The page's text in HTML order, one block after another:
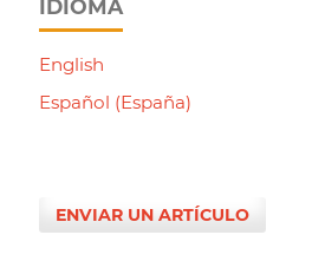
IDIOMA
English
Español (España)
ENVIAR UN ARTÍCULO